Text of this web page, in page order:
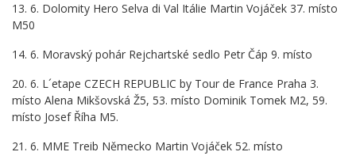
13. 6. Dolomity Hero Selva di Val Itálie Martin Vojáček 37. místo
M50
14. 6. Moravský pohár Rejchartské sedlo Petr Čáp 9. místo
20. 6. L´etape CZECH REPUBLIC by Tour de France Praha 3.
místo Alena Mikšovská Ž5, 53. místo Dominik Tomek M2, 59.
místo Josef Říha M5.
21. 6. MME Treib Německo Martin Vojáček 52. místo